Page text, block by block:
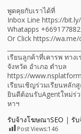
พูดคุยกับเราได้ที่
Inbox Line https://
Whatapps
Or Click https://wa.me/
เรียนลูกค้าที่เคารพ ทา
จังหวัด อำเภอ ตำบล
https://
เรียนเชิญร่วมเรียนหลัก
ยินดีต้อนรับAgentใหม่ร่
หาฯ
รับจ้างโฆษณาSEO | รั
Post Views:146